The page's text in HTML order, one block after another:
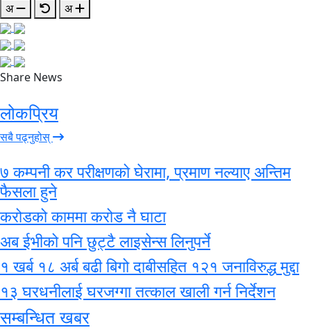
अ अ
Share News
लोकप्रिय
सबै पढ्नुहोस्
७ कम्पनी कर परीक्षणको घेरामा, प्रमाण नल्याए अन्तिम
फैसला हुने
करोडको काममा करोड नै घाटा
अब ईभीको पनि छुट्टै लाइसेन्स लिनुपर्ने
१ खर्ब १८ अर्ब बढी बिगो दाबीसहित १२१ जनाविरुद्ध मुद्दा
१३ घरधनीलाई घरजग्गा तत्काल खाली गर्न निर्देशन
सम्बन्धित खबर